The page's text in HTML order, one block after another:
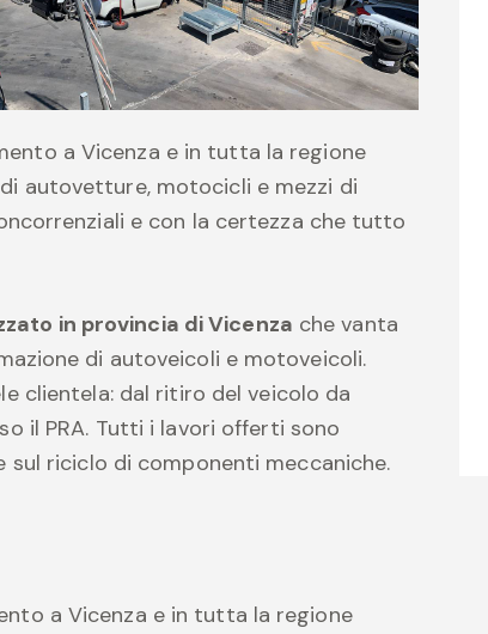
a Vicenza e in tutta la regione
autovetture, motocicli e mezzi di
e con la certezza che tutto
in provincia di Vicenza che vanta
di autoveicoli e motoveicoli.
clientela: dal ritiro del veicolo da
il PRA. Tutti i lavori offerti sono
riciclo di componenti meccaniche.
a Vicenza e in tutta la regione